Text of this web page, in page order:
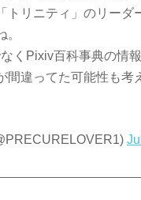
トリニティ」のリーダ
くPixiv百科事典の情
間違ってた可能性も考